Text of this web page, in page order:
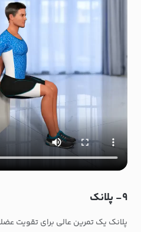
۹- پلانک
پلانک یک تمرین عالی برای تقویت